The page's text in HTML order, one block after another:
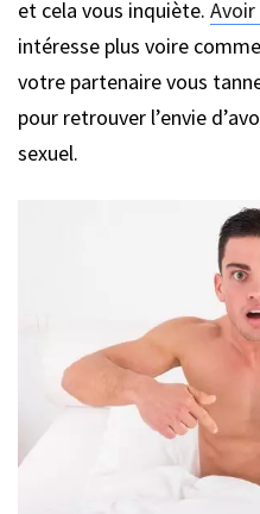
et cela vous inquiète.
intéresse plus voire
votre partenaire vous
pour retrouver l’envie
sexuel.